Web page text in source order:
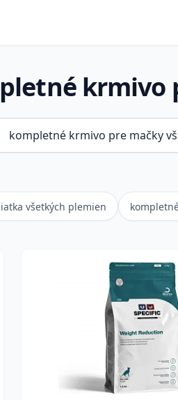
krmivo
všetkých plemien